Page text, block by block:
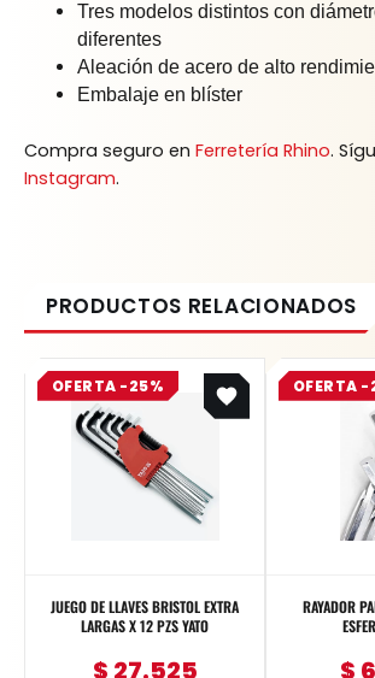
Tres modelos distintos con
diferentes
Aleación de acero de alto
Embalaje en blíster
Compra seguro en Ferretería Rhino.
Instagram.
OFERTA -25%
JUEGO DE LLAVES BRISTOL EXTRA
LARGAS X 12 PZS YATO
Original
price
was:
$ 36.700.
$ 27.525
Current
price
is:
$ 27.525.
OFERTA -
RAYADOR
$